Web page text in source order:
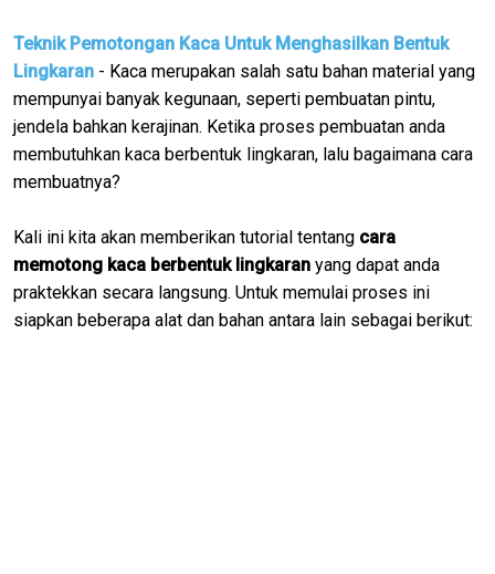
Teknik Pemotongan Kaca Untuk Menghasilkan Bentuk
Lingkaran - Kaca merupakan salah satu bahan material yang
mempunyai banyak kegunaan, seperti pembuatan pintu,
jendela bahkan kerajinan. Ketika proses pembuatan anda
membutuhkan kaca berbentuk lingkaran, lalu bagaimana cara
membuatnya?
Kali ini kita akan memberikan tutorial tentang cara
memotong kaca berbentuk lingkaran yang dapat anda
praktekkan secara langsung. Untuk memulai proses ini
siapkan beberapa alat dan bahan antara lain sebagai berikut: